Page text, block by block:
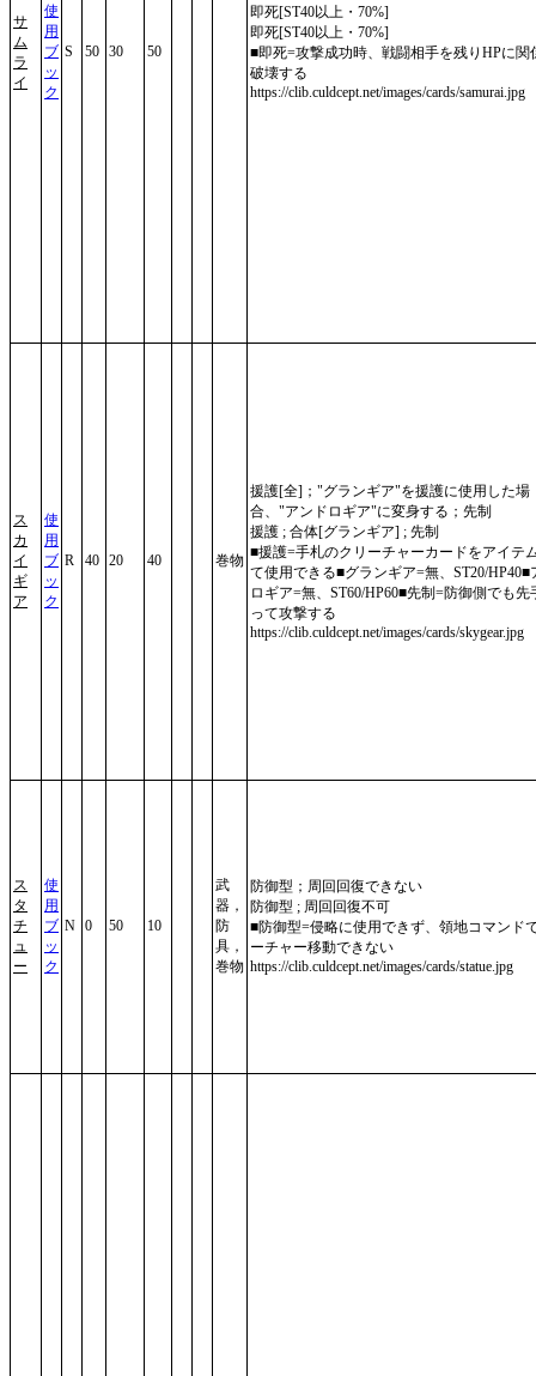
サ
ム
ラ
イ
使
用
ブ
ッ
ク
S 50 30 50
即死[ST40以上・70%]
即死[ST40以上・70%]
■即死=攻撃成功時、戦闘相手を残りHPに関
破壊する
https://clib.culdcept.net/images/cards/samurai.jpg
ス
カ
イ
ギ
ア
使
用
ブ
ッ
ク
R 40 20 40 巻物
援護[全]；"グランギア"を援護に使用した場
合、"アンドロギア"に変身する；先制
援護 ; 合体[グランギア] ; 先制
■援護=手札のクリーチャーカードをアイテ
て使用できる■グランギア=無、ST20/HP40■
ロギア=無、ST60/HP60■先制=防御側でも先
って攻撃する
https://clib.culdcept.net/images/cards/skygear.jpg
ス
タ
チ
ュ
ー
使
用
ブ
ッ
ク
N 0 50 10
武
器，
防
具，
巻物
防御型；周回回復できない
防御型 ; 周回回復不可
■防御型=侵略に使用できず、領地コマンド
ーチャー移動できない
https://clib.culdcept.net/images/cards/statue.jpg